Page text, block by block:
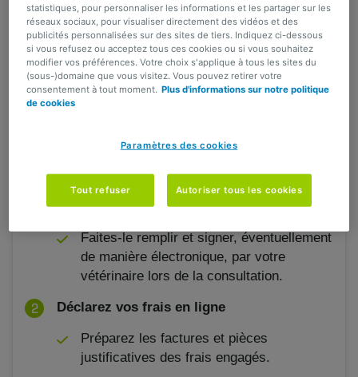
Faites remplir le formulaire de constatation
par votre vétérinaire
Transmettez ceformulaireà votre
frais liés à la prévention et les frais
d'euthanasie, de crémation et
d'inhumation).
Faites-le remplir et signer, éventuellement
de manière électronique, par votre
vétérinaire lors de la consultation.
Déclarez vos frais en ligne
Préparez les factures et pièces
justificatives des frais engagés.
statistiques, pour personnaliser les informations et les partager sur les
réseaux sociaux, pour visualiser directement des vidéos et des
publicités personnalisées sur des sites de tiers. Indiquez ci-dessous
si vous refusez ou acceptez tous ces cookies ou si vous souhaitez
modifier vos préférences. Votre choix s'applique à tous les sites du
(sous-)domaine que vous visitez. Vous pouvez retirer votre
consentement à tout moment. Plus d'informations sur notre politique
de cookies
Paramètres des cookies
Tout refuser Autoriser tous les cookies